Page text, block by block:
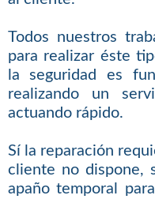
Todos nuestros
para realizar éste
la seguridad es
realizando un
actuando rápido.
Sí la reparación
cliente no dispone,
apaño temporal